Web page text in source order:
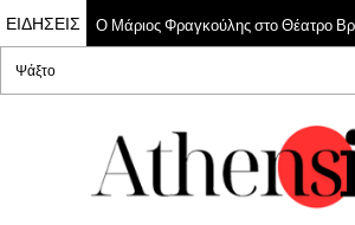
ΕΙΔΗΣΕΙΣ
22 Jul 2026 Ο Μάριος Φραγκούλης στο Θέατρο